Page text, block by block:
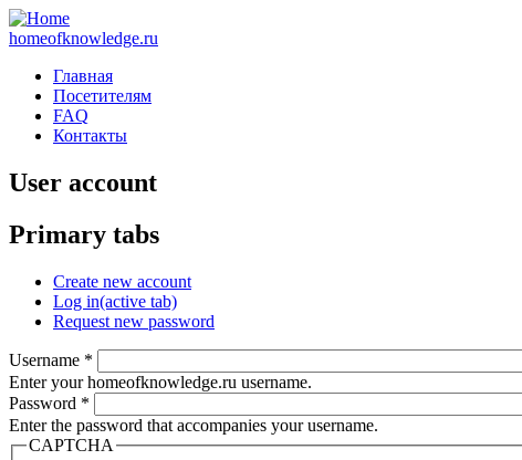
homeofknowledge.ru
Главная
Посетителям
FAQ
Контакты
User account
Primary tabs
Create new account
Log in(active tab)
Request new password
Username *
Enter your homeofknowledge.ru username.
Password *
Enter the password that accompanies your username.
CAPTCHA